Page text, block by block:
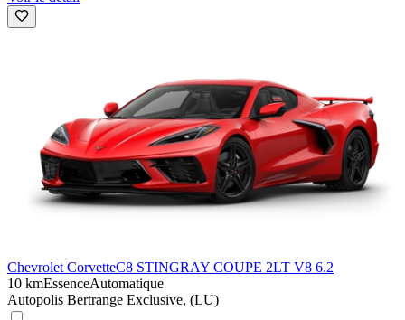
Chevrolet CorvetteC8 STINGRAY COUPE 2LT V8 6.2
10 kmEssenceAutomatique
Autopolis Bertrange Exclusive, (LU)